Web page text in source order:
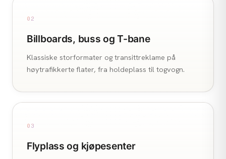
02
Billboards, buss og T-bane
Klassiske storformater og transittreklame på
høytrafikkerte flater, fra holdeplass til togvogn.
03
Flyplass og kjøpesenter